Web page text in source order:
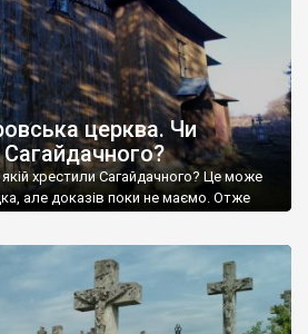
церква. Чи
Сагайдачного?
хрестили Сагайдачного? Це може
але доказів поки не маємо. Отже
Покровська церква у Кружиках,
1891 роком, але документів про
[…]